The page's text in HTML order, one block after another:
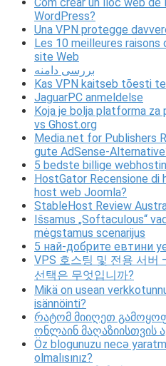
Com crear un lloc web de
WordPress?
Una VPN protegge
Les 10 meilleures
site Web
بررسی دامنه
Kas VPN kaitseb tõesti
JaguarPC anmeldelse
Koja je bolja platforma za
vs Ghost.org
Media.net for Publishers
gute AdSense-
5 bedste billige
HostGator Recensione di
host web Joomla?
StableHost Review
Išsamus „Softaculous“
mėgstamus scenarijus
5 най-добрите евтини
VPS 호스팅 및 전용 서버
선택은 무엇입니까?
Mikä on usean
isännöinti?
რატომ მიიღეთ
ონლაინ მაღაზიისთვის
Öz blogunuzu necə
olmalısınız?